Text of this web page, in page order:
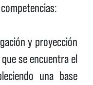
y proyección
se encuentra el
una base